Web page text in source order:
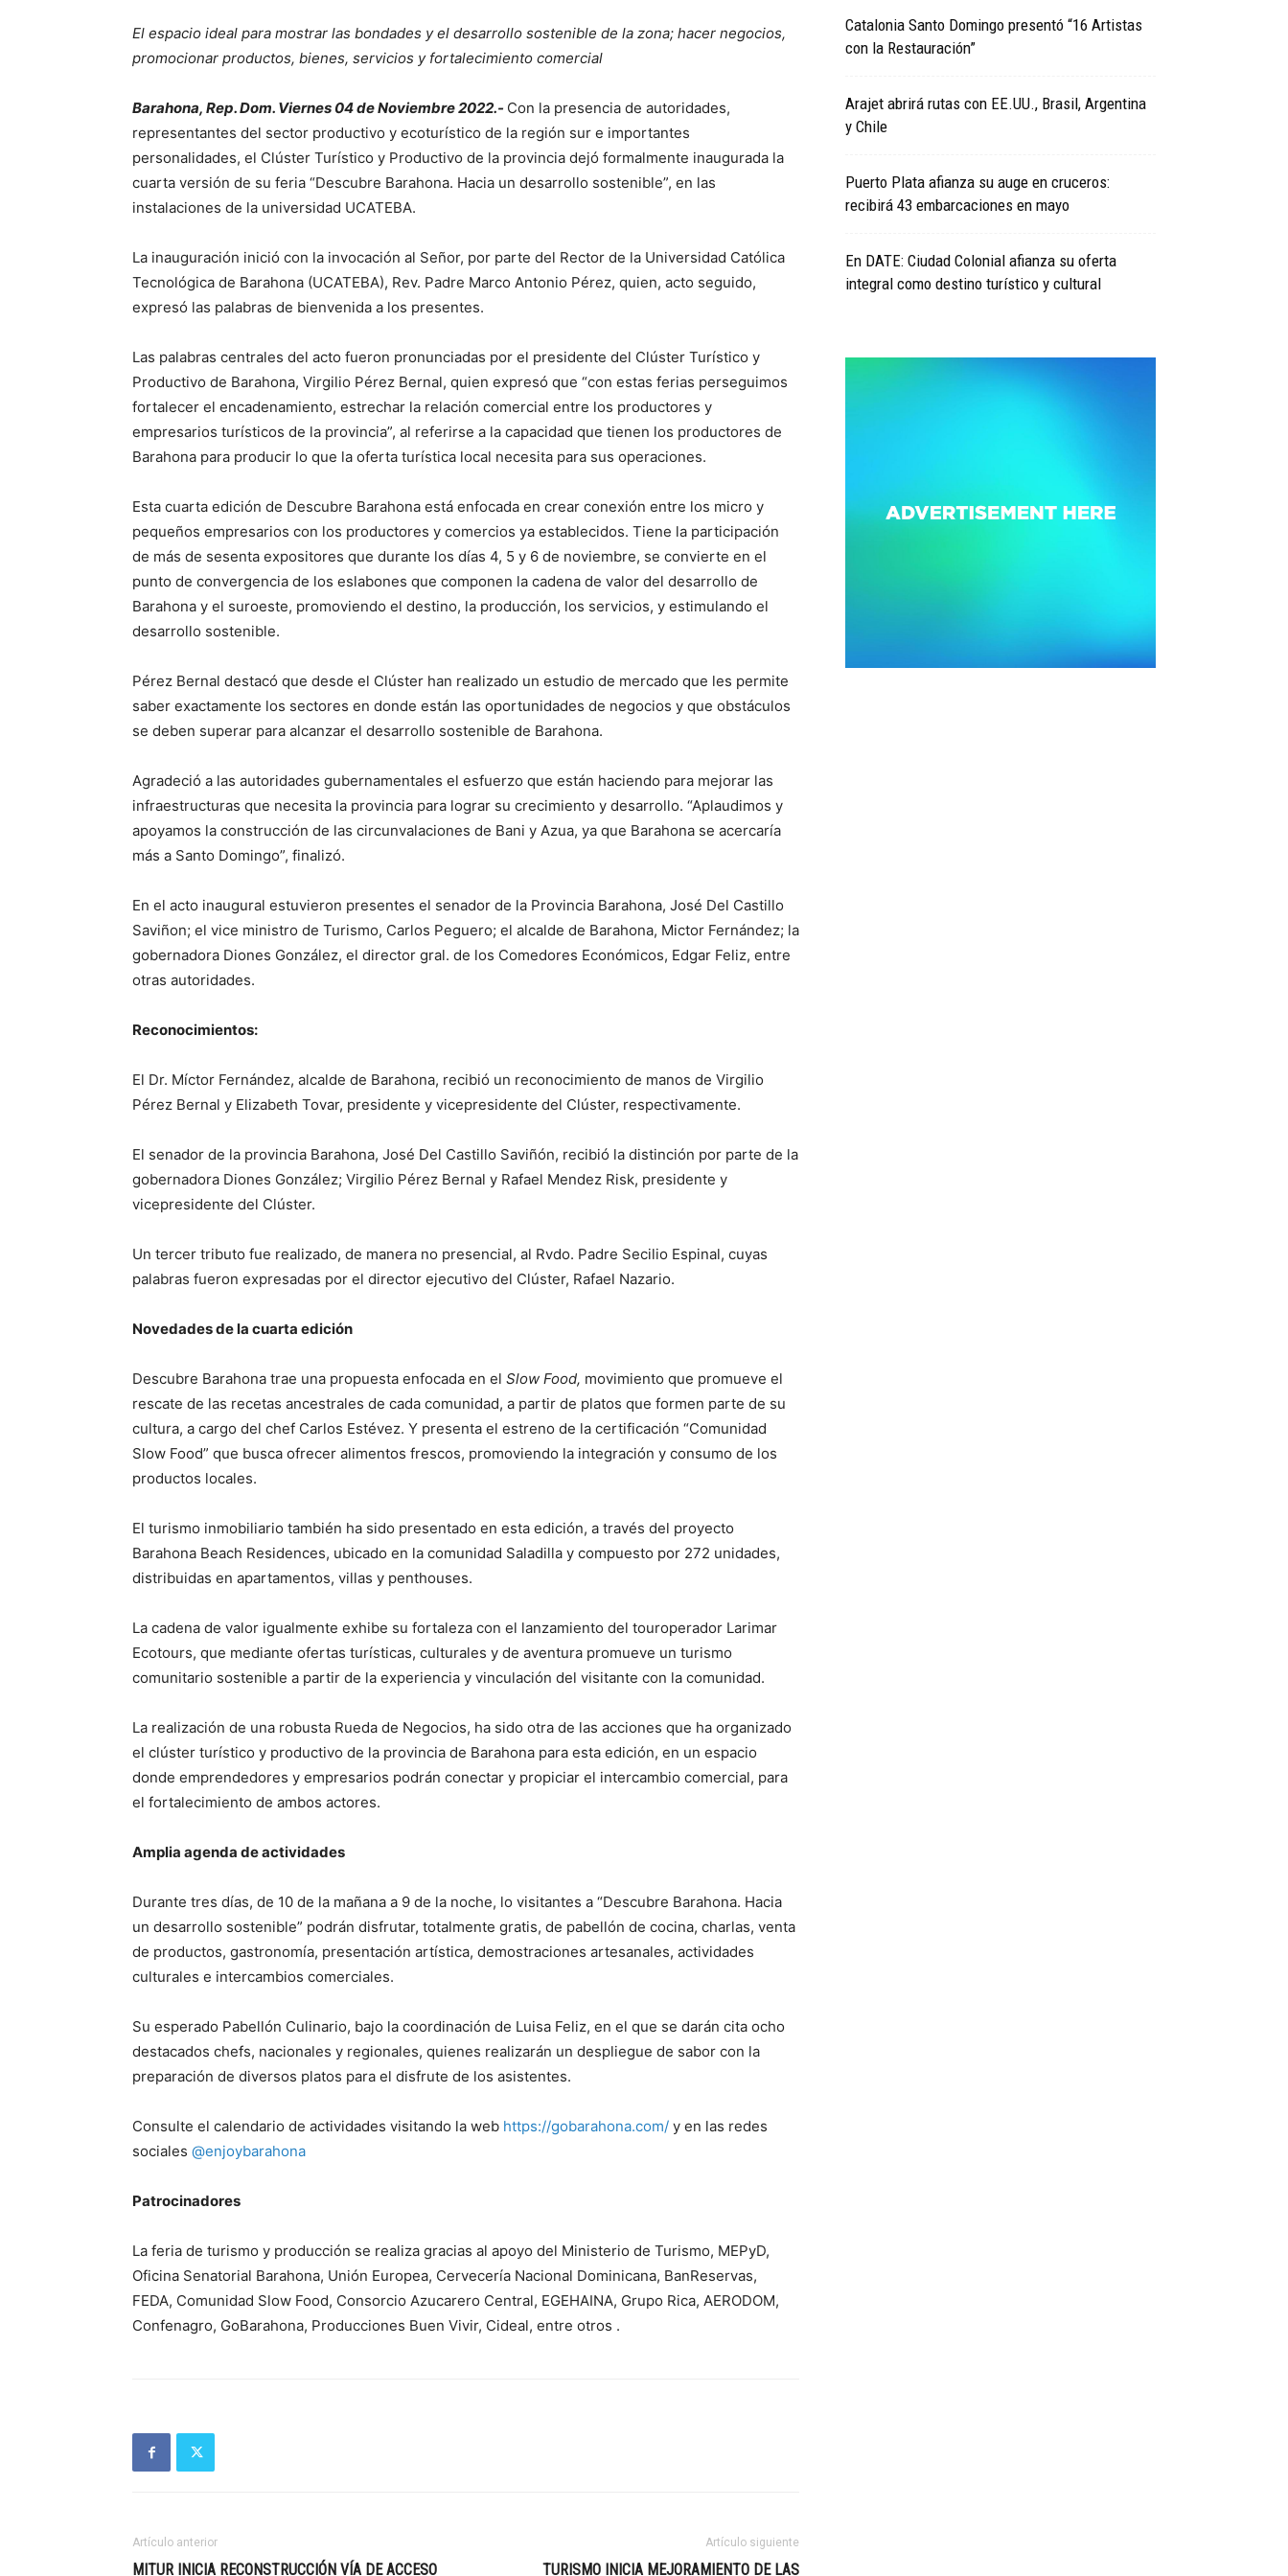
El espacio ideal para mostrar las bondades y el desarrollo sostenible de la zona; hacer negocios,
promocionar productos, bienes, servicios y fortalecimiento comercial
Barahona, Rep. Dom. Viernes 04 de Noviembre 2022.- Con la presencia de autoridades,
representantes del sector productivo y ecoturístico de la región sur e importantes
personalidades, el Clúster Turístico y Productivo de la provincia dejó formalmente inaugurada la
cuarta versión de su feria “Descubre Barahona. Hacia un desarrollo sostenible”, en las
instalaciones de la universidad UCATEBA.
La inauguración inició con la invocación al Señor, por parte del Rector de la Universidad Católica
Tecnológica de Barahona (UCATEBA), Rev. Padre Marco Antonio Pérez, quien, acto seguido,
expresó las palabras de bienvenida a los presentes.
Las palabras centrales del acto fueron pronunciadas por el presidente del Clúster Turístico y
Productivo de Barahona, Virgilio Pérez Bernal, quien expresó que “con estas ferias perseguimos
fortalecer el encadenamiento, estrechar la relación comercial entre los productores y
empresarios turísticos de la provincia”, al referirse a la capacidad que tienen los productores de
Barahona para producir lo que la oferta turística local necesita para sus operaciones.
Esta cuarta edición de Descubre Barahona está enfocada en crear conexión entre los micro y
pequeños empresarios con los productores y comercios ya establecidos. Tiene la participación
de más de sesenta expositores que durante los días 4, 5 y 6 de noviembre, se convierte en el
punto de convergencia de los eslabones que componen la cadena de valor del desarrollo de
Barahona y el suroeste, promoviendo el destino, la producción, los servicios, y estimulando el
desarrollo sostenible.
Pérez Bernal destacó que desde el Clúster han realizado un estudio de mercado que les permite
saber exactamente los sectores en donde están las oportunidades de negocios y que obstáculos
se deben superar para alcanzar el desarrollo sostenible de Barahona.
Agradeció a las autoridades gubernamentales el esfuerzo que están haciendo para mejorar las
infraestructuras que necesita la provincia para lograr su crecimiento y desarrollo. “Aplaudimos y
apoyamos la construcción de las circunvalaciones de Bani y Azua, ya que Barahona se acercaría
más a Santo Domingo”, finalizó.
En el acto inaugural estuvieron presentes el senador de la Provincia Barahona, José Del Castillo
Saviñon; el vice ministro de Turismo, Carlos Peguero; el alcalde de Barahona, Mictor Fernández; la
gobernadora Diones González, el director gral. de los Comedores Económicos, Edgar Feliz, entre
otras autoridades.
Reconocimientos:
El Dr. Míctor Fernández, alcalde de Barahona, recibió un reconocimiento de manos de Virgilio
Pérez Bernal y Elizabeth Tovar, presidente y vicepresidente del Clúster, respectivamente.
El senador de la provincia Barahona, José Del Castillo Saviñón, recibió la distinción por parte de la
gobernadora Diones González; Virgilio Pérez Bernal y Rafael Mendez Risk, presidente y
vicepresidente del Clúster.
Un tercer tributo fue realizado, de manera no presencial, al Rvdo. Padre Secilio Espinal, cuyas
palabras fueron expresadas por el director ejecutivo del Clúster, Rafael Nazario.
Novedades de la cuarta edición
Descubre Barahona trae una propuesta enfocada en el Slow Food, movimiento que promueve el
rescate de las recetas ancestrales de cada comunidad, a partir de platos que formen parte de su
cultura, a cargo del chef Carlos Estévez. Y presenta el estreno de la certificación “Comunidad
Slow Food” que busca ofrecer alimentos frescos, promoviendo la integración y consumo de los
productos locales.
El turismo inmobiliario también ha sido presentado en esta edición, a través del proyecto
Barahona Beach Residences, ubicado en la comunidad Saladilla y compuesto por 272 unidades,
distribuidas en apartamentos, villas y penthouses.
La cadena de valor igualmente exhibe su fortaleza con el lanzamiento del touroperador Larimar
Ecotours, que mediante ofertas turísticas, culturales y de aventura promueve un turismo
comunitario sostenible a partir de la experiencia y vinculación del visitante con la comunidad.
La realización de una robusta Rueda de Negocios, ha sido otra de las acciones que ha organizado
el clúster turístico y productivo de la provincia de Barahona para esta edición, en un espacio
donde emprendedores y empresarios podrán conectar y propiciar el intercambio comercial, para
el fortalecimiento de ambos actores.
Amplia agenda de actividades
Durante tres días, de 10 de la mañana a 9 de la noche, lo visitantes a “Descubre Barahona. Hacia
un desarrollo sostenible” podrán disfrutar, totalmente gratis, de pabellón de cocina, charlas, venta
de productos, gastronomía, presentación artística, demostraciones artesanales, actividades
culturales e intercambios comerciales.
Su esperado Pabellón Culinario, bajo la coordinación de Luisa Feliz, en el que se darán cita ocho
destacados chefs, nacionales y regionales, quienes realizarán un despliegue de sabor con la
preparación de diversos platos para el disfrute de los asistentes.
Consulte el calendario de actividades visitando la web https://gobarahona.com/ y en las redes
sociales @enjoybarahona
Patrocinadores
La feria de turismo y producción se realiza gracias al apoyo del Ministerio de Turismo, MEPyD,
Oficina Senatorial Barahona, Unión Europea, Cervecería Nacional Dominicana, BanReservas,
FEDA, Comunidad Slow Food, Consorcio Azucarero Central, EGEHAINA, Grupo Rica, AERODOM,
Confenagro, GoBarahona, Producciones Buen Vivir, Cideal, entre otros .
Artículo anterior
MITUR INICIA RECONSTRUCCIÓN VÍA DE ACCESO
Artículo siguiente
TURISMO INICIA MEJORAMIENTO DE LAS
Catalonia Santo Domingo presentó “16 Artistas
con la Restauración”
Arajet abrirá rutas con EE.UU., Brasil, Argentina
y Chile
Puerto Plata afianza su auge en cruceros:
recibirá 43 embarcaciones en mayo
En DATE: Ciudad Colonial afianza su oferta
integral como destino turístico y cultural